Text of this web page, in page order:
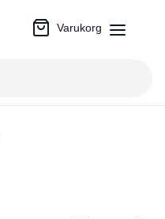
Varukorg